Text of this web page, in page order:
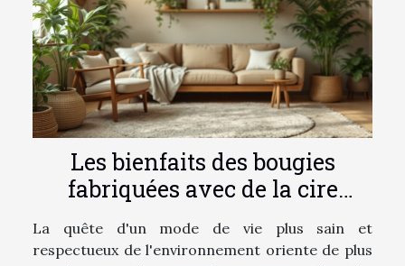
Les bienfaits des bougies
fabriquées avec de la cire
végétale naturelle
La quête d'un mode de vie plus sain et
respectueux de l'environnement oriente de plus